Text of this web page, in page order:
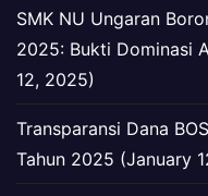
SMK NU Ungaran
2025: Bukti Dominasi
12, 2025)
Transparansi Dana
Tahun 2025 (January